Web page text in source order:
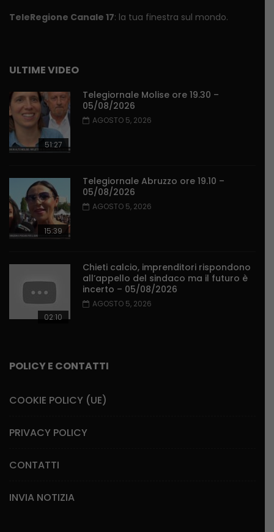
TeleRegione Canale 17: la tua finestra sul mondo.
ULTIME VIDEO
51:27
Telegiornale Molise ore 19.30 –
05/08/2026
AGOSTO 5, 2026
15:39
Telegiornale Abruzzo ore 19.10 –
05/08/2026
AGOSTO 5, 2026
02:10
Chieti calcio, imprenditori rispondono
all’appello del sindaco ma il futuro è
incerto – 05/08/2026
AGOSTO 5, 2026
POLICY E CONTATTI
COOKIE POLICY (UE)
PRIVACY POLICY
CONTATTI
INVIA NOTIZIA